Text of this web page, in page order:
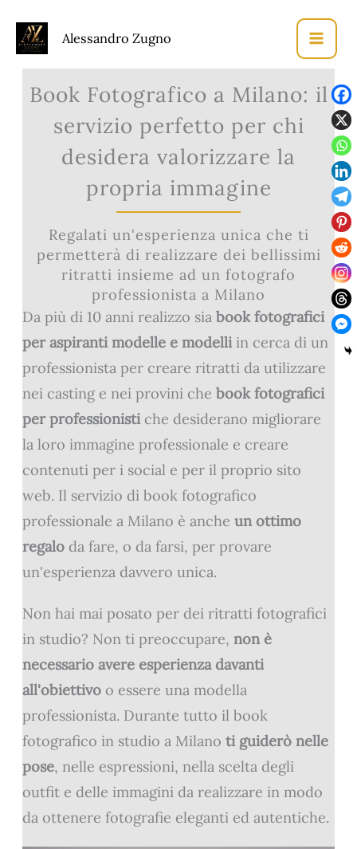
Vai
contenuto
Alessandro Zugno
Home
Book Fotografico a Milano: il
servizio perfetto per chi
desidera valorizzare la
propria immagine
Regalati un'esperienza unica che ti
permetterà di realizzare dei bellissimi
ritratti insieme ad un fotografo
professionista a Milano
Da più di 10 anni realizzo siabook fotografici
per aspiranti modelle e modelliin cerca di un
professionista per creare ritratti da utilizzare
nei casting e nei provini chebook fotografici
per professionisti che desiderano migliorare
la loro immagine professionale e creare
contenuti per i social e per il proprio sito
web. Il servizio di book fotografico
professionale a Milano è ancheun ottimo
regalo da fare, o da farsi, per provare
un'esperienza davvero unica.
Non hai mai posato per dei ritratti fotografici
in studio? Non ti preoccupare,non è
necessario avere esperienza davanti
all'obiettivo o essere una modella
professionista. Durante tutto il book
fotografico in studio a Milanoti guiderò nelle
pose, nelle espressioni, nella scelta degli
outfit e delle immagini da realizzare in modo
da ottenere fotografie eleganti ed autentiche.